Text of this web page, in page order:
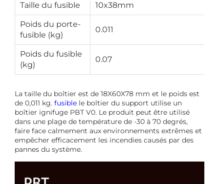
Taille du fusible 10x38mm
Poids du porte-
fusible (kg)
0.011
Poids du fusible
(kg)
0.07
La taille du boîtier est de 18X60X78 mm et le poids est
de 0,011 kg. fusible le boîtier du support utilise un
boîtier ignifuge PBT V0. Le produit peut être utilisé
dans une plage de température de -30 à 70 degrés,
faire face calmement aux environnements extrêmes et
empêcher efficacement les incendies causés par des
pannes du système.